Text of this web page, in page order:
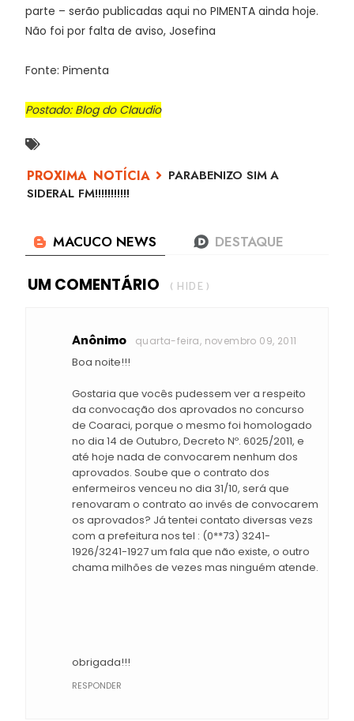
parte – serão publicadas aqui no PIMENTA ainda hoje.
Não foi por falta de aviso, Josefina
Fonte: Pimenta
Postado: Blog do Claudio
PARABENIZO SIM A
SIDERAL FM!!!!!!!!!!!
UM COMENTÁRIO ( HIDE )
Anônimo quarta-feira, novembro 09, 2011
Boa noite!!!
Gostaria que vocês pudessem ver a respeito
da convocação dos aprovados no concurso
de Coaraci, porque o mesmo foi homologado
no dia 14 de Outubro, Decreto Nº. 6025/2011, e
até hoje nada de convocarem nenhum dos
aprovados. Soube que o contrato dos
enfermeiros venceu no dia 31/10, será que
renovaram o contrato ao invés de convocarem
os aprovados? Já tentei contato diversas vezs
com a prefeitura nos tel : (0**73) 3241-
1926/3241-1927 um fala que não existe, o outro
chama milhões de vezes mas ninguém atende.
obrigada!!!
RESPONDER